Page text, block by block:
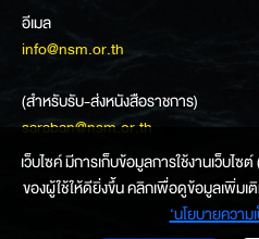
อีเมล
info@nsm.or.th
(สำหรับรับ-ส่งหนังสือราชการ)
saraban@nsm.or.th
เว็บไซค์ มีการเก็บข้อมูลการใช้งานเว็บ
ของผู้ใช้ให้ดียิ่งขึ้น คลิกเพื่อดูข้อมูลเพิ่มเ
‘นโยบายควา